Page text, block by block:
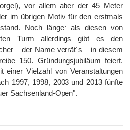
vor allem aber der 45 Meter
im übrigen Motiv für den erstmals
Noch länger als diesen von
Turm allerdings gibt es den
– der Name verrät´s – in diesem
150. Gründungsjubiläum feiert.
einer Vielzahl von Veranstaltungen
1997, 1998, 2003 und 2013 fünfte
Sachsenland-Open".